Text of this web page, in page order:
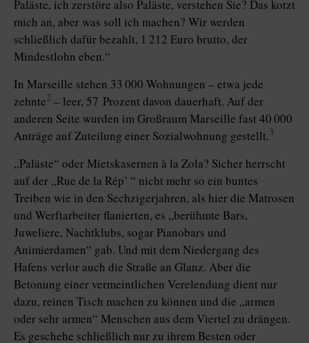
Paläste, ich zerstöre also Paläste, verstehen Sie? Das kotzt
mich an, aber was soll ich machen? Wir werden
schließlich dafür bezahlt, 1 212 Euro brutto, der
Mindestlohn eben.“
In Marseille stehen 33 000 Wohnungen – etwa jede
zehnte2 – leer, 57 Prozent davon dauerhaft. Auf der
anderen Seite wurden im Großraum Marseille fast 40 000
Anträge auf Zuteilung einer Sozialwohnung gestellt.3
„Paläste“ oder Mietskasernen à la Zola? Sicher herrscht
auf der „Rue de la Rép’ “ nicht mehr so ein buntes
Treiben wie in den Sechzigerjahren, als hier die Matrosen
und Werftarbeiter flanierten, es „berühmte Bars,
Juweliere, Nachtklubs, sogar Pianobars und
Animierdamen“ gab. Und mit dem Niedergang des
Hafens verlor auch die Straße an Glanz. Aber die
Betonung einer vermeintlichen Verelendung dient nur
dazu, reinen Tisch machen zu können und die „armen
oder sehr armen“ Menschen aus dem Viertel zu drängen.
Es geschehe schließlich nur zu ihrem Besten oder